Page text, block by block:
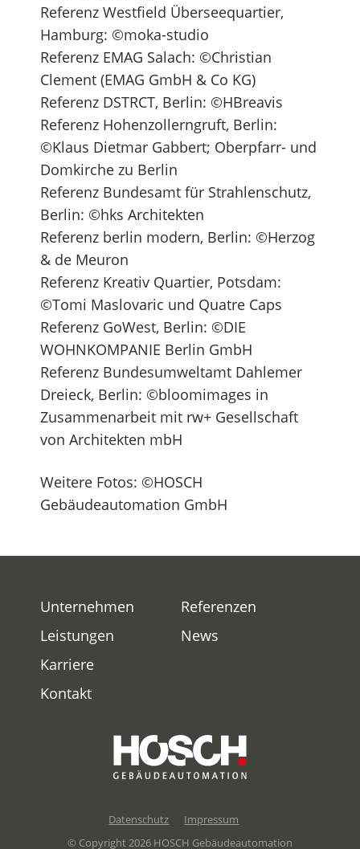
Referenz Westfield Überseequartier,
Hamburg: ©moka-studio
Referenz EMAG Salach: ©Christian
Clement (EMAG GmbH & Co KG)
Referenz DSTRCT, Berlin: ©HBreavis
Referenz Hohenzollerngruft, Berlin:
©Klaus Dietmar Gabbert; Oberpfarr- und
Domkirche zu Berlin
Referenz Bundesamt für Strahlenschutz,
Berlin: ©hks Architekten
Referenz berlin modern, Berlin: ©Herzog
& de Meuron
Referenz Kreativ Quartier, Potsdam:
©Tomi Maslovaric und Quatre Caps
Referenz GoWest, Berlin: ©DIE
WOHNKOMPANIE Berlin GmbH
Referenz Bundesumweltamt Dahlemer
Dreieck, Berlin: ©bloomimages in
Zusammenarbeit mit rw+ Gesellschaft
von Architekten mbH
Weitere Fotos: ©HOSCH
Gebäudeautomation GmbH
Unternehmen
Leistungen
Referenzen
News
Karriere
Kontakt
Datenschutz
Impressum
© Copyright 2026 HOSCH Gebäudeautomation